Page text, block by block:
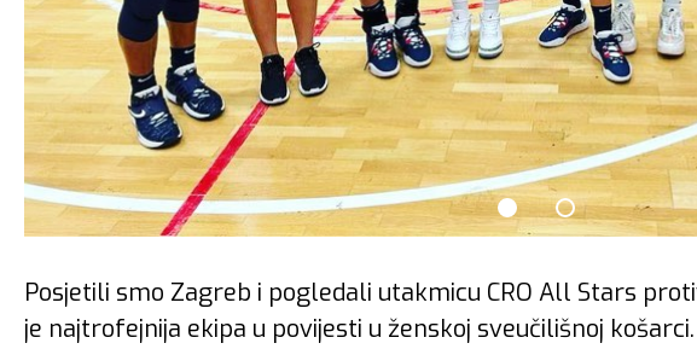
Posjetili smo Zagreb i pogledali utakmicu CRO All Stars
je najtrofejnija ekipa u povijesti u ženskoj sveučilišnoj košarci.